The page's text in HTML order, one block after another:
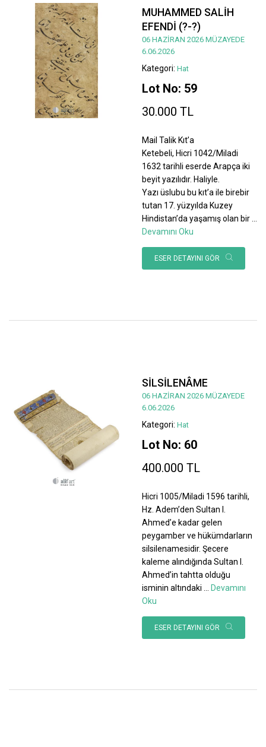
MUHAMMED SALİH
EFENDİ (?-?)
06 HAZİRAN 2026 MÜZAYEDE
6.06.2026
Kategori: Hat
Lot No: 59
30.000 TL
Mail Talik Kıt’a
Ketebeli, Hicri 1042/Miladi
1632 tarihli eserde Arapça iki
beyit yazılıdır. Haliyle.
Yazı üslubu bu kıt’a ile birebir
tutan 17. yüzyılda Kuzey
Hindistan’da yaşamış olan bir
Devamını Oku
ESER DETAYINI GÖR
SİLSİLENÂME
06 HAZİRAN 2026 MÜZAYEDE
6.06.2026
Kategori: Hat
Lot No: 60
400.000 TL
Hicri 1005/Miladi 1596 tarihli,
Hz. Adem’den Sultan I.
Ahmed’e kadar gelen
peygamber ve hükümdarların
silsilenamesidir. Şecere
kaleme alındığında Sultan I.
Ahmed’in tahtta olduğu
isminin altındaki
Devamını
Oku
ESER DETAYINI GÖR